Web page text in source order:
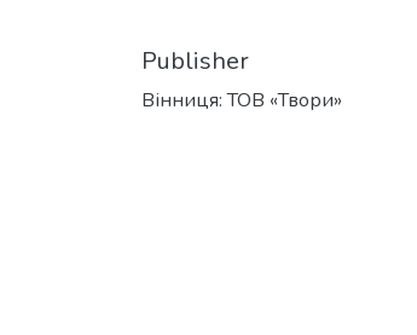
Publisher
Вінниця: ТОВ «Твори»